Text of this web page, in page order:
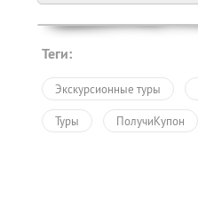
Теги:
Экскурсионные туры
Туры ПолучиКупон